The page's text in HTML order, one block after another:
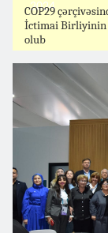
2024
COP29
İctimai Birliyinin
olub